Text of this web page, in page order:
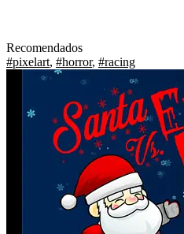
Recomendados
#pixelart, #horror, #racing